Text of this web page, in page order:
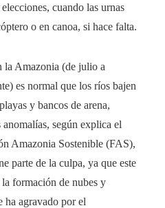
cuando las urnas
o en canoa, si hace falta.
la Amazonia (de julio a
es normal que los ríos bajen
y bancos de arena,
según explica el
Amazonia Sostenible (FAS),
parte de la culpa, ya que este
formación de nubes y
ha agravado por el